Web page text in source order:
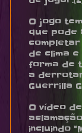
O jogo
que pode
completar
de clima e
forma de
a derrotar
Guerrilla
O vídeo
incluindo